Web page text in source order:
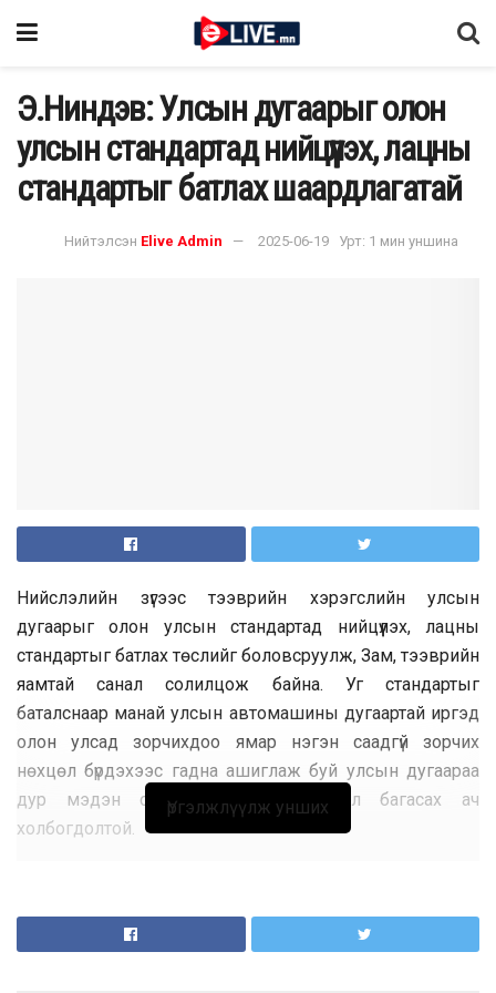
Э.Ниндэв: Улсын дугаарыг олон
улсын стандартад нийцүүлэх, лацны
стандартыг батлах шаардлагатай
Нийтэлсэн Elive Admin 2025-06-19 Урт: 1 мин уншина
Нийслэлийн зүгээс тээврийн хэрэгслийн улсын
дугаарыг олон улсын стандартад нийцүүлэх, лацны
стандартыг батлах төслийг боловсруулж, Зам, тээврийн
яамтай санал солилцож байна. Уг стандартыг
баталснаар манай улсын автомашины дугаартай иргэд
олон улсад зорчихдоо ямар нэгэн саадгүй зорчих
нөхцөл бүрдэхээс гадна ашиглаж буй улсын дугаараа
дур мэдэн сольж, өөрчлөх зөрчил багасах ач
холбогдолтой.
Энэ талаар нийслэлийн Автотээврийн хэрэгслийн
бүртгэл, хяналтын төв ОНӨААТҮГ-ын дарга Э.Ниндэв
Үргэлжлүүлж унших